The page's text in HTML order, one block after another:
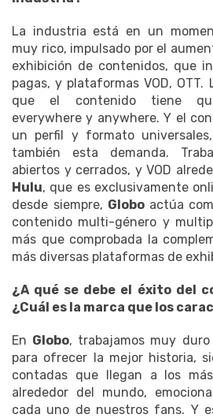
La industria está en un
muy rico, impulsado por el
exhibición de contenidos, que
pagas, y plataformas VOD,
que el contenido tiene
everywhere y anywhere. Y el
un perfil y formato
también esta demanda.
abiertos y cerrados, y VOD
Hulu, que es exclusivamente
desde siempre, Globo actúa
contenido multi-género y
más que comprobada la
más diversas plataformas de
¿A qué se debe el éxito del
¿Cuál es la marca que los
En Globo, trabajamos muy
para ofrecer la mejor historia,
contadas que llegan a los
alrededor del mundo,
cada uno de nuestros fans. Y